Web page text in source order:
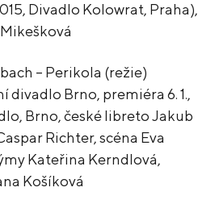
Divadlo Kolowrat, Praha),
– Perikola (režie)
divadlo Brno, premiéra 6. 1.,
Brno, české libreto Jakub
Richter, scéna Eva
Kateřina Kerndlová,
Košíková